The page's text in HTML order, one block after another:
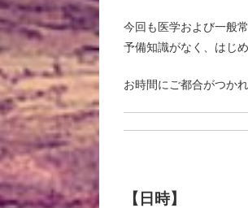
今回も医学および一般
予備知識がなく、はじ
お時間にご都合がつか
【日時】